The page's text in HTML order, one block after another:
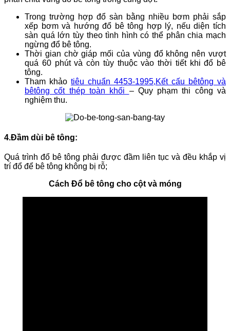
Trong trường hợp đổ sàn bằng nhiều bơm phải sắp
xếp bơm và hướng đổ bê tông hợp lý, nếu diện tích
sàn quá lớn tùy theo tình hình có thể phân chia mạch
ngừng đổ bê tông.
Thời gian chờ giáp mối của vùng đổ không nên vượt
quá 60 phút và còn tùy thuộc vào thời tiết khi đổ bê
tông.
Tham khảo tiêu chuẩn 4453-1995,Kết cấu bêtông và
bêtông cốt thép toàn khối – Quy phạm thi công và
nghiệm thu.
4.Đầm dùi bê tông:
Quá trình đổ bê tông phải được đầm liên tục và đều khắp vị
trí đổ để bê tông không bị rỗ;
Cách Đổ bê tông cho cột và móng